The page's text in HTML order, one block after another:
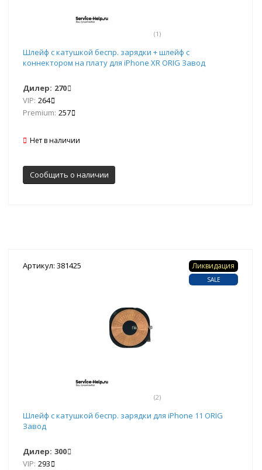
(1)
Шлейф с катушкой беспр. зарядки + шлейф с
коннектором на плату для iPhone XR ORIG Завод
Дилер: 270
VIP: 264
Premium: 257
Нет в наличии
Сообщить о наличии
Артикул: 381425
(2)
Ликвидация
SALE
Шлейф с катушкой беспр. зарядки для iPhone 11 ORIG
Завод
Дилер: 300
VIP: 293